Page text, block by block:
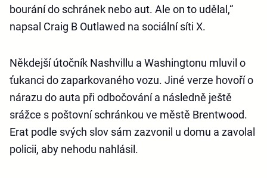
bourání do schránek nebo aut. Ale on to udělal,“
napsal Craig B Outlawed na sociální síti X.
Někdejší útočník Nashvillu a Washingtonu mluvil o
ťukanci do zaparkovaného vozu. Jiné verze hovoří o
nárazu do auta při odbočování a následně ještě
srážce s poštovní schránkou ve městě Brentwood.
Erat podle svých slov sám zazvonil u domu a zavolal
policii, aby nehodu nahlásil.